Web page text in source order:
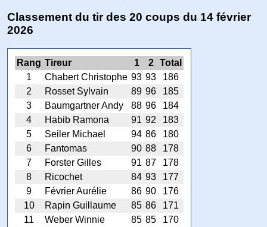
Classement du tir des 20 coups du 14 février
2026
Rang Tireur 1 2
Total
1
Chabert Christophe 93 93
186
2
Rosset Sylvain 89 96
185
3
Baumgartner Andy 88 96
184
4
Habib Ramona 91 92
183
5
Seiler Michael 94 86
180
6
Fantomas 90 88
178
7
Forster Gilles 91 87
178
8
Ricochet 84 93
177
9
Février Aurélie 86 90
176
10
Rapin Guillaume 85 86
171
11
Weber Winnie 85 85
170